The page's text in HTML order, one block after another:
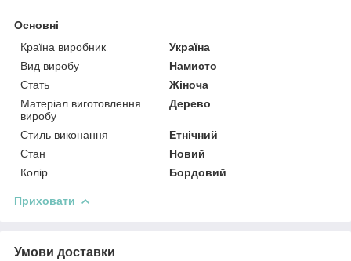
Основні
Країна виробник
Україна
Вид виробу
Намисто
Стать
Жіноча
Матеріал виготовлення
виробу
Дерево
Стиль виконання
Етнічний
Стан
Новий
Колір
Бордовий
Приховати
Умови доставки